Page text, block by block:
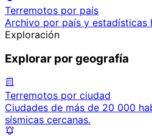
Terremotos por país
Archivo por país y estadísticas
Exploración
Explorar por geografía
Terremotos por ciudad
Ciudades de más de 20 000
sísmicas cercanas.